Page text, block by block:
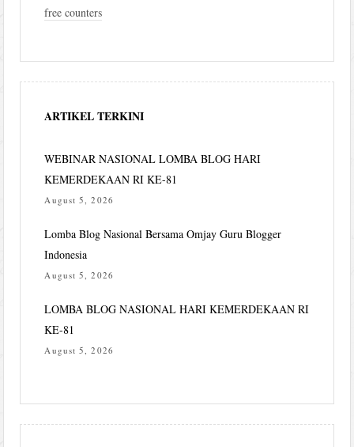
free counters
ARTIKEL TERKINI
WEBINAR NASIONAL LOMBA BLOG HARI
KEMERDEKAAN RI KE-81
August 5, 2026
Lomba Blog Nasional Bersama Omjay Guru Blogger
Indonesia
August 5, 2026
LOMBA BLOG NASIONAL HARI KEMERDEKAAN RI
KE-81
August 5, 2026